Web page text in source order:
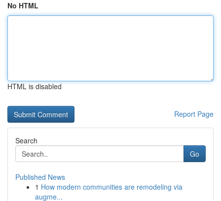
No HTML
HTML is disabled
Report Page
Search
Go
Published News
1 How modern communities are remodeling via
augme...